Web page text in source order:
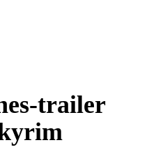
trailer